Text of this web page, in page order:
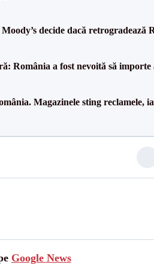
decide dacă retrogradează
România a fost nevoită să importe
Magazinele sting reclamele,
Google News